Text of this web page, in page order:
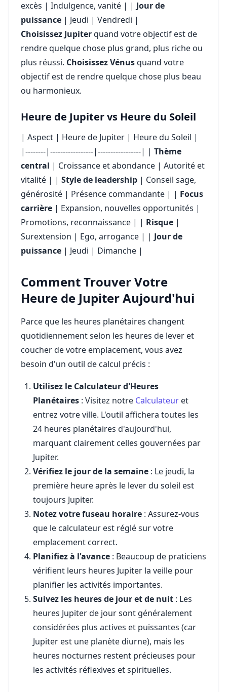
excès | Indulgence, vanité | | Jour de
puissance | Jeudi | Vendredi |
Choisissez Jupiterquand votre objectif est de
rendre quelque chose plus grand, plus riche ou
plus réussi. Choisissez Vénusquand votre
objectif est de rendre quelque chose plus beau
ou harmonieux.
Heure de Jupiter vs Heure du Soleil
| Aspect | Heure de Jupiter | Heure du Soleil |
|--------|-----------------|-----------------| | Thème
central | Croissance et abondance | Autorité et
vitalité | | Style de leadership | Conseil sage,
générosité | Présence commandante | | Focus
carrière | Expansion, nouvelles opportunités |
Promotions, reconnaissance | | Risque |
Surextension | Ego, arrogance | | Jour de
puissance | Jeudi | Dimanche |
Comment Trouver Votre
Heure de Jupiter Aujourd'hui
Parce que les heures planétaires changent
quotidiennement selon les heures de lever et
coucher de votre emplacement, vous avez
besoin d'un outil de calcul précis :
Utilisez le Calculateur d'Heures
Planétaires : Visitez notre Calculateur et
entrez votre ville. L'outil affichera toutes les
24 heures planétaires d'aujourd'hui,
marquant clairement celles gouvernées par
Jupiter.
Vérifiez le jour de la semaine : Le jeudi, la
première heure après le lever du soleil est
toujours Jupiter.
Notez votre fuseau horaire : Assurez-vous
que le calculateur est réglé sur votre
emplacement correct.
Planifiez à l'avance : Beaucoup de praticiens
vérifient leurs heures Jupiter la veille pour
planifier les activités importantes.
Suivez les heures de jour et de nuit : Les
heures Jupiter de jour sont généralement
considérées plus actives et puissantes (car
Jupiter est une planète diurne), mais les
heures nocturnes restent précieuses pour
les activités réflexives et spirituelles.